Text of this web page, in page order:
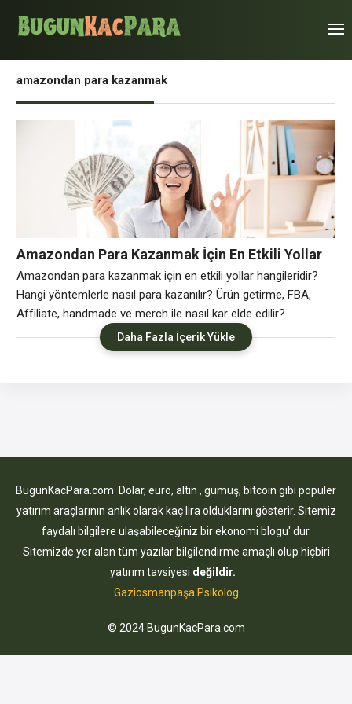
amazondan para kazanmak
Amazondan Para Kazanmak İçin En Etkili Yollar
Amazondan para kazanmak için en etkili yollar hangileridir?
Hangi yöntemlerle nasıl para kazanılır? Ürün getirme, FBA,
Affiliate, handmade ve merch ile nasıl kar elde edilir?
Amazondan Para Kazanmanın Yolları Amazondan para
kazanmak için kullanılabilecek yöntemler kapsamında
Daha Fazla İçerik Yükle
BugunKacPara.com Dolar, euro, altın , gümüş, bitcoin gibi popüler
yatırım araçlarının anlık olarak kaç lira olduklarını gösterir. Sitemiz
faydalı bilgilere ulaşabileceğiniz bir ekonomi blogu' dur.
Sitemizde yer alan tüm yazılar bilgilendirme amaçlı olup hiçbiri
yatırım tavsiyesi değildir.
Gaziosmanpaşa Psikolog
© 2024 BugunKacPara.com